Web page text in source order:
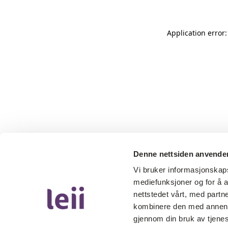
Denne nettsiden
Vi bruker
mediefunksjoner og for å
nettstedet vårt, med
kombinere den med
gjennom din bruk av
Application